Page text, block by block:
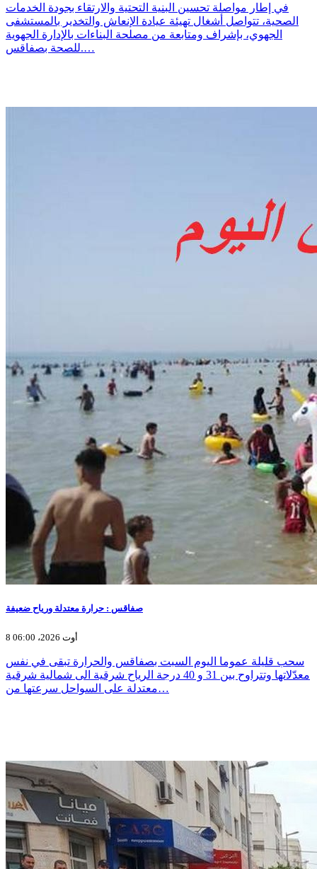
في إطار مواصلة تحسين البنية التحتية والارتقاء بجودة الخدمات
الصحية، تتواصل أشغال تهيئة عيادة الإنعاش والتخدير بالمستشفى
الجهوي، بإشراف ومتابعة من مصلحة البناءات بالإدارة الجهوية
للصحة بصفاقس.…
صفاقس : حرارة معتدلة ورياح ضعيفة
8 أوت 2026، 06:00
سحب قليلة عموما اليوم السبت بصفاقس والحرارة تبقى في نفس
معدّلاتها وتتراوح بين 31 و 40 درجة الرياح شرقية الى شمالية شرقية
معتدلة على السواحل سرعتها من…